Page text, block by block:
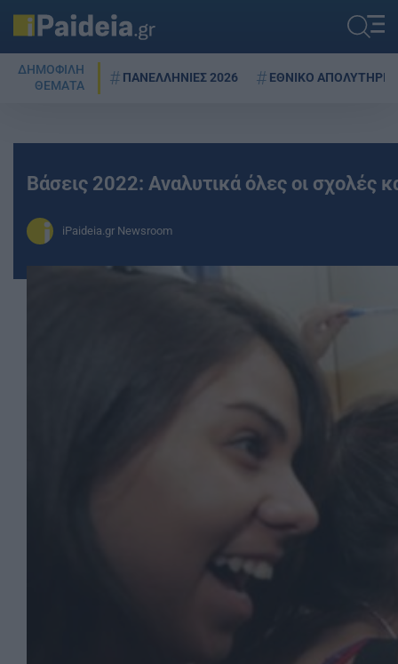
ΔΗΜΟΦΙΛΗ
ΘΕΜΑΤΑ
ΠΑΝΕΛΛΗΝΙΕΣ 2026 ΕΘΝΙΚΟ ΑΠΟΛΥΤΗΡΙΟ
Βάσεις 2022: Αναλυτικά όλες οι σχολές
iPaideia.gr Newsroom